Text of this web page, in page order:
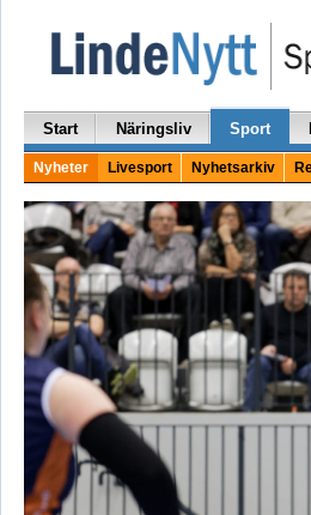
Start Näringsliv Sport
Nyheter Livesport Nyhetsarkiv